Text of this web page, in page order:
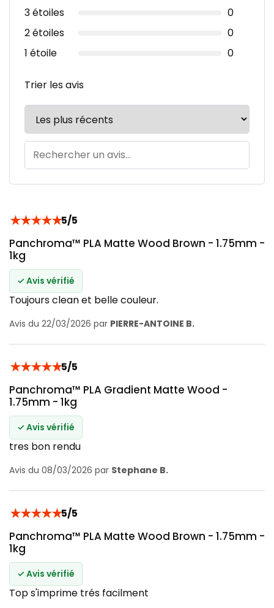
3 étoiles
0
2 étoiles
0
1 étoile
0
Trier les avis
★★★★★5/5
Panchroma™ PLA Matte Wood Brown - 1.75mm -
1kg
✓ Avis vérifié
Toujours clean et belle couleur.
Avis du 22/03/2026 par PIERRE-ANTOINE B.
★★★★★5/5
Panchroma™ PLA Gradient Matte Wood -
1.75mm - 1kg
✓ Avis vérifié
tres bon rendu
Avis du 08/03/2026 par Stephane B.
★★★★★5/5
Panchroma™ PLA Matte Wood Brown - 1.75mm -
1kg
✓ Avis vérifié
Top s'imprime trés facilment